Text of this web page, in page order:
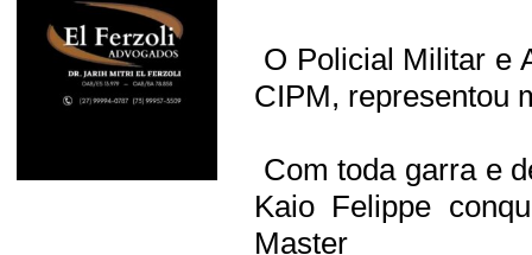
O Policial Militar e
CIPM, representou
Com toda garra e
Kaio Felippe
Master